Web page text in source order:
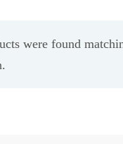
were found